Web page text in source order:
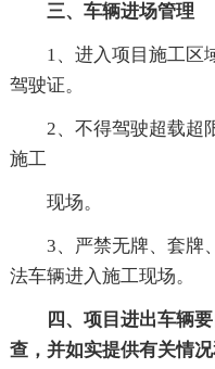
三、车辆进场管理
1、进入项目施工区
驾驶证。
2、不得驾驶超载超
施工
现场。
3、严禁无牌、套牌
法车辆进入施工现场。
四、项目进出车辆
查，并如实提供有关情